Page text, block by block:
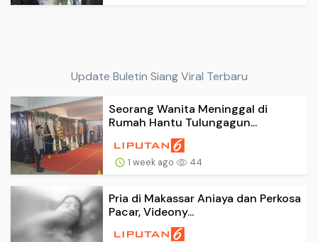
Update Buletin Siang Viral Terbaru
Seorang Wanita Meninggal di
Rumah Hantu Tulungagun...
1 week ago 44
Pria di Makassar Aniaya dan Perkosa
Pacar, Videony...